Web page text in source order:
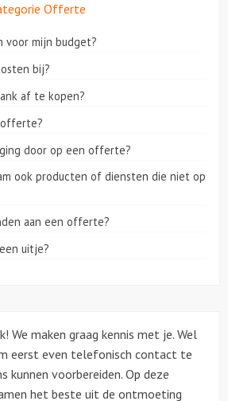
Sport en spel
Rondleidingen
Feesten
Offerte
voor mijn budget?
bij?
af te kopen?
offerte?
door op een offerte?
ook producten of diensten die niet op
aan een offerte?
uitje?
We maken graag kennis met je. Wel
eerst even telefonisch contact te
kunnen voorbereiden. Op deze
het beste uit de ontmoeting